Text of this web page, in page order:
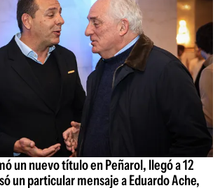
un nuevo título en Peñarol, llegó a 12
un particular mensaje a Eduardo Ache,